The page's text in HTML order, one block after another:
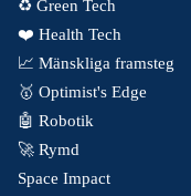
♻️ Green Tech
❤️ Health Tech
📈 Mänskliga framsteg
🥇 Optimist's Edge
🤖 Robotik
🚀 Rymd
Space Impact